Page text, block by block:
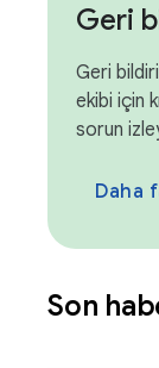
Geri
Geri
ekibi için
sorun
Daha
Son